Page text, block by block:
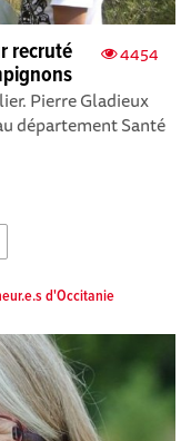
4454
recruté
Pierre Gladieux
département Santé
d'Occitanie